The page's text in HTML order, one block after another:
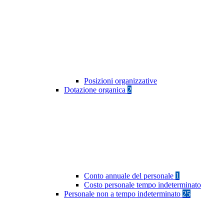
Posizioni organizzative
Dotazione organica 2
Conto annuale del personale 1
Costo personale tempo indeterminato
Personale non a tempo indeterminato 25